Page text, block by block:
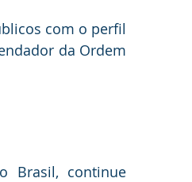
com o perfil
da Ordem
Brasil, continue